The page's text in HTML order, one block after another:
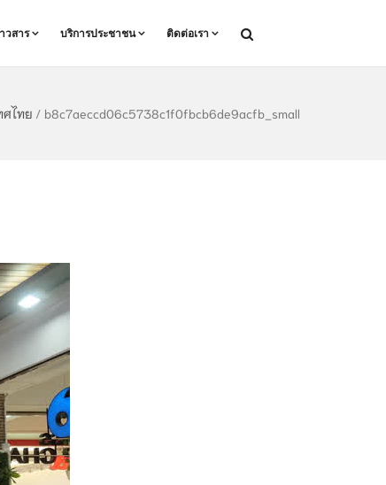
วสาร บริการประชาชน ติดต่อเรา
ศไทย / b8c7aeccd06c5738c1f0fbcb6de9acfb_small